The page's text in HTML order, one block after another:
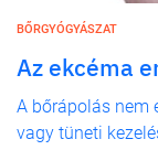
BŐRGYÓGYÁSZAT
Az ekcéma
A bőrápolás nem
vagy tüneti